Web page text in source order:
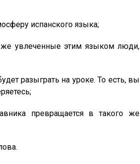
испанского языка;
же увлеченные этим языком люди,
разыграть на уроке. То есть, вы
превращается в такого же